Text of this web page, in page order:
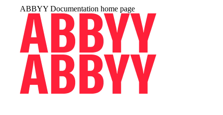
ABBYY Documentation home page